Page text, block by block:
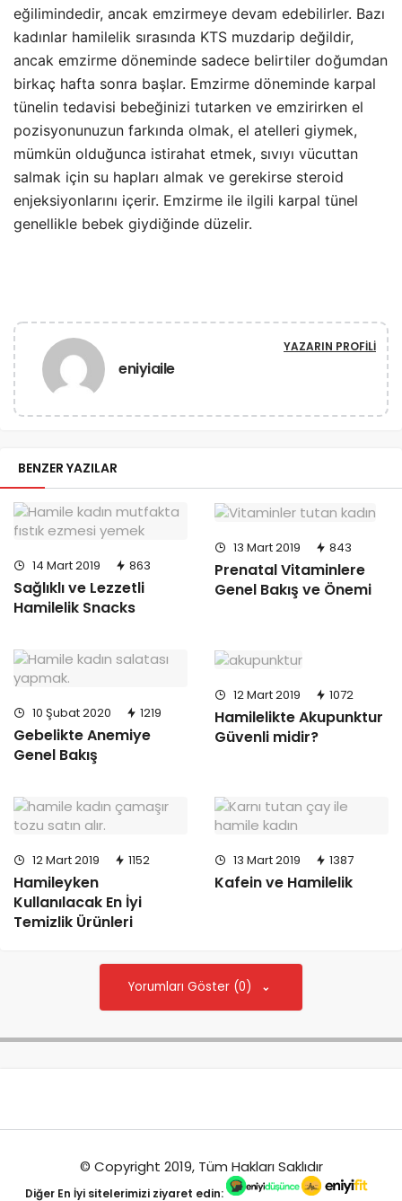
eğilimindedir, ancak emzirmeye devam edebilirler. Bazı
kadınlar hamilelik sırasında KTS muzdarip değildir,
ancak emzirme döneminde sadece belirtiler doğumdan
birkaç hafta sonra başlar. Emzirme döneminde karpal
tünelin tedavisi bebeğinizi tutarken ve emzirirken el
pozisyonunuzun farkında olmak, el atelleri giymek,
mümkün olduğunca istirahat etmek, sıvıyı vücuttan
salmak için su hapları almak ve gerekirse steroid
enjeksiyonlarını içerir. Emzirme ile ilgili karpal tünel
genellikle bebek giydiğinde düzelir.
eniyiaile
YAZARIN PROFILI
BENZER YAZILAR
14 Mart 2019 863
Sağlıklı ve Lezzetli
Hamilelik Snacks
13 Mart 2019 843
Prenatal Vitaminlere
Genel Bakış ve Önemi
10 Şubat 2020 1219
Gebelikte Anemiye
Genel Bakış
12 Mart 2019 1072
Hamilelikte Akupunktur
Güvenli midir?
12 Mart 2019 1152
Hamileyken
Kullanılacak En İyi
Temizlik Ürünleri
13 Mart 2019 1387
Kafein ve Hamilelik
Yorumları Göster (0)
© Copyright 2019, Tüm Hakları Saklıdır
Diğer En İyi sitelerimizi ziyaret edin: